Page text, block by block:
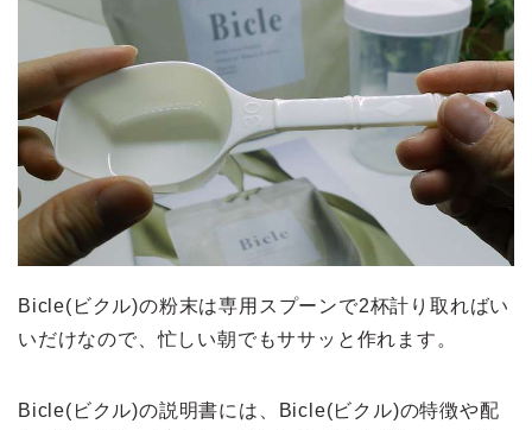
Bicle(ビクル)の粉末は専用スプーンで2杯計り取ればい
いだけなので、忙しい朝でもササッと作れます。
Bicle(ビクル)の説明書には、Bicle(ビクル)の特徴や配